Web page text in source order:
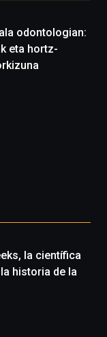
odontologian:
eta hortz-
la científica
historia de la